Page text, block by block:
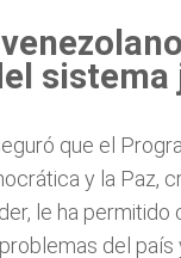
sistema
que el
y la Paz,
le ha permitido
del